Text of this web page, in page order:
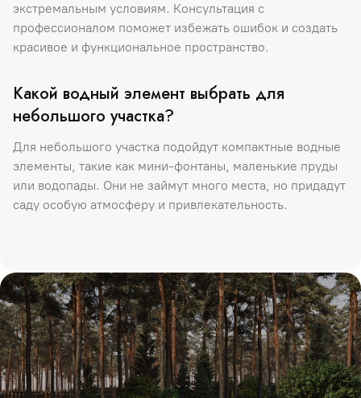
экстремальным условиям. Консультация с
профессионалом поможет избежать ошибок и создать
красивое и функциональное пространство.
Какой водный элемент выбрать для
небольшого участка?
Для небольшого участка подойдут компактные водные
элементы, такие как мини-фонтаны, маленькие пруды
или водопады. Они не займут много места, но придадут
саду особую атмосферу и привлекательность.